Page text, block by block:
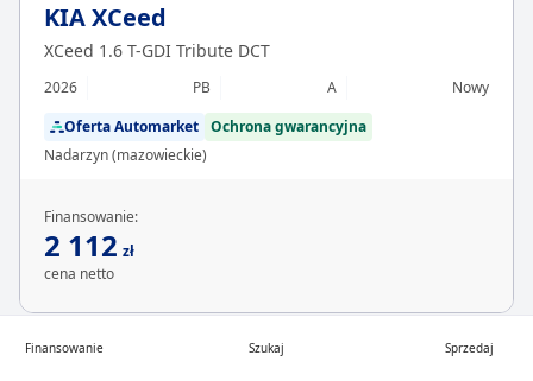
KIA XCeed
XCeed 1.6 T-GDI Tribute DCT
2026 PB A
Nowy
Oferta Automarket Ochrona gwarancyjna
Nadarzyn (mazowieckie)
Finansowanie:
2 112 zł
cena netto
Finansowanie Szukaj Sprzedaj